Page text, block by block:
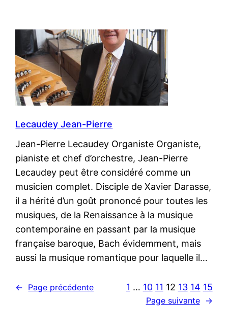
Lecaudey Jean-Pierre
Jean-Pierre Lecaudey Organiste Organiste,
pianiste et chef d’orchestre, Jean-Pierre
Lecaudey peut être considéré comme un
musicien complet. Disciple de Xavier Darasse,
il a hérité d’un goût prononcé pour toutes les
musiques, de la Renaissance à la musique
contemporaine en passant par la musique
française baroque, Bach évidemment, mais
aussi la musique romantique pour laquelle il…
← Page précédente 1 … 10 11 12 13 14 15
Page suivante →